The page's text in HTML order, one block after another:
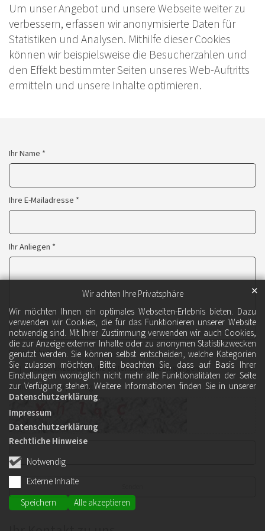
Wir achten Ihre Privatsphäre
Wir möchten Ihnen ein optimales Webseiten-Erlebnis bieten. Dazu
verwenden wir Cookies, die für das Funktionieren unserer Website
notwendig sind. Mit Ihrer Zustimmung verwenden wir auch Cookies,
die zur Anzeige externer Inhalte oder zu anonymen Statistikzwecken
genutzt werden. Sie können selbst entscheiden, welche Kategorien
Sie zulassen möchten. Bitte beachten Sie, dass auf Basis Ihrer
Einstellungen womöglich nicht mehr alle Funktionalitäten der Seite
zur Verfügung stehen. Weitere Informationen finden Sie in unserer
Datenschutzerklärung.
Notwendig
Externe Inhalte
Speichern
Alle akzeptieren
✕
Impressum
Datenschutzerklärung
Rechtliche Hinweise
Um unser Angebot und unsere Webseite weiter zu
verbessern, erfassen wir anonymisierte Daten für
Statistiken und Analysen. Mithilfe dieser Cookies
können wir beispielsweise die Besucherzahlen und
den Effekt bestimmter Seiten unseres Web-Auftritts
ermitteln und unsere Inhalte optimieren.
Ihr Name *
Ihre E-Mailadresse *
Ihr Anliegen *
Datenschutz *
Ja, ich akzeptiere die Datenschutzbedingungen
Sicherheitsüberprüfung *